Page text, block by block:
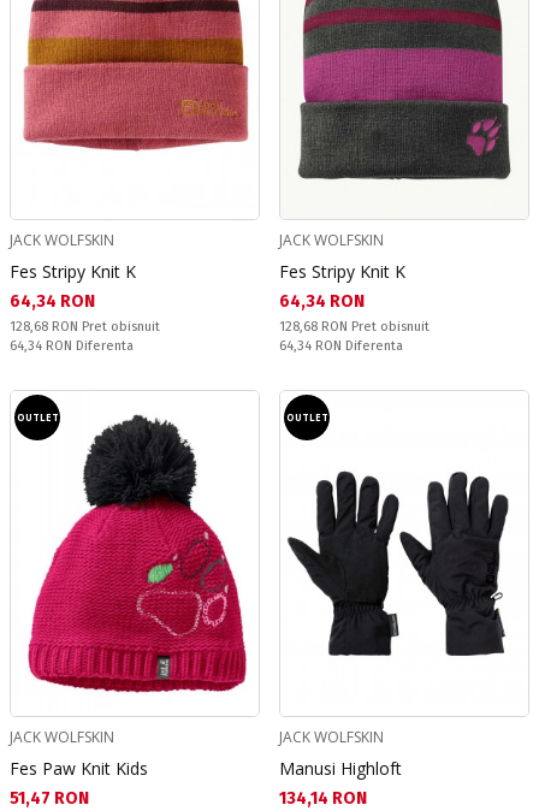
JACK WOLFSKIN
Fes Stripy Knit K
Текуща цена:
64,34 RON
Pret obisnuit:
128,68 RON Pret obisnuit
Спестявате:
64,34 RON Diferenta
JACK WOLFSKIN
Fes Stripy Knit K
Текуща цена:
64,34 RON
Pret obisnuit:
128,68 RON Pret obisnuit
Спестявате:
64,34 RON Diferenta
OUTLET
JACK WOLFSKIN
Fes Paw Knit Kids
Текуща цена:
51,47 RON
OUTLET
JACK WOLFSKIN
Manusi Highloft
Текуща цена:
134,14 RON